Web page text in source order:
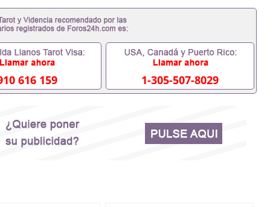
要定居国外需要办理什么材料551190476入职事
企/事业单位需要些什么材料551190476办理假毕业证在国
么办, 没有正常毕业怎么办理毕业证,没毕业可以办学历认
551190476您是否因为递交材料不齐而被拒之门外
到教育部认证在校挂科了不想读了,成绩不理想毕不了业怎
本科/研究生文凭551190476如何办理本科/硕士毕业证
买国外文凭551190476国外本科毕业证怎么办理
怎么办理 外假毕业证551190476哪里可以制作美国毕业证
能查出来吗551190476假文凭网上能查到吗551190476 如
业证QQ微信551190476国外毕业证去哪认证QQ微信
业证外壳定制QQ微信551190476快速代办国外毕业证QQ
微信551190476 网上买文凭可靠吗QQ微信551190476买
616 159 1-305-507-8029